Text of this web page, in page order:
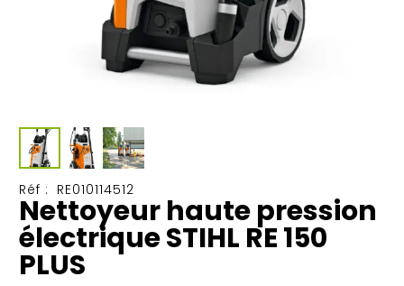
Réf : RE010114512
Nettoyeur haute pression
électrique STIHL RE 150
PLUS